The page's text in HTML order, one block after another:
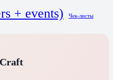
+ events) Чек-листы